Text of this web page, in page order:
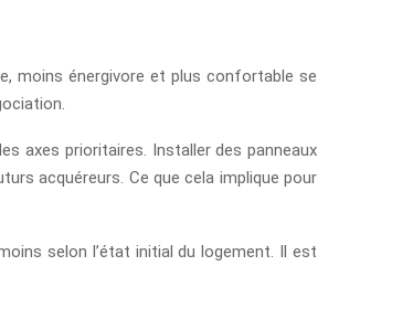
moins énergivore et plus confortable se
axes prioritaires. Installer des panneaux
acquéreurs. Ce que cela implique pour
selon l’état initial du logement. Il est